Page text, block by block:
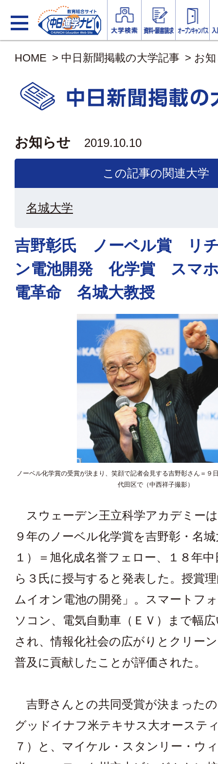
HOME > 中日新聞掲載の大学記事 > お
お知らせ 2019.10.10
この記事の関連大学
名城大学
吉野彰氏 ノーベル賞 リ
ン電池開発 化学賞 スマ
電革命 名城大教授
ノーベル化学賞の受賞が決まり、笑顔で記者会見する吉野彰さん＝９
代田区で（中西祥子撮影）
スウェーデン王立科学アカデミー
９年のノーベル化学賞を吉野彰・名
１）＝旭化成名誉フェロー、１８年
ら３氏に授与すると発表した。授賞
ムイオン電池の開発」。スマートフ
ソコン、電気自動車（ＥＶ）まで幅
され、情報化社会の広がりとクリー
普及に貢献したことが評価された。
吉野さんとの共同受賞が決まった
グッドイナフ米テキサス大オーステ
７）と、マイケル・スタンリー・ウ